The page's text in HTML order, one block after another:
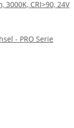
3000K, CRI>90, 24V